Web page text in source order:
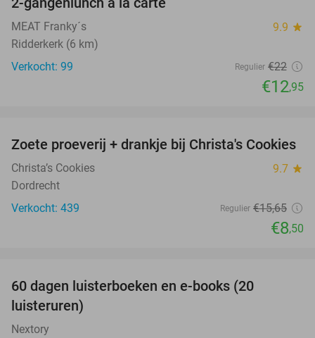
MEAT Franky´s 9.9 star
Ridderkerk (6 km)
Verkocht: 99
Regulier €22
€12,95
46%
Zoete proeverij + drankje bij Christa's Cookies
Christa’s Cookies 9.7 star
Dordrecht
Verkocht: 439
Regulier €15,65
€8,50
60 dagen luisterboeken en e-books (20
luisteruren)
Nextory